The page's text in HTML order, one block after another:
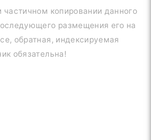
копировании данного
размещения его на
обратная, индексируемая
обязательна!